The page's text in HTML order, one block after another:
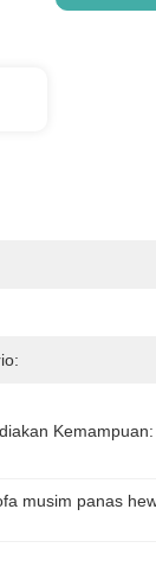
Kemampuan:
musim panas